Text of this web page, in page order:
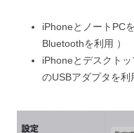
iPhoneとノートPC
Bluetoothを利用 ）
iPhoneとデスクト
のUSBアダプタを利